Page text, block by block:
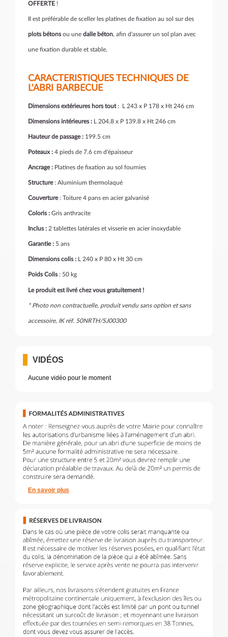
OFFERTE !
Il est préférable de sceller les platines de fixation au sol sur des
plots bétonsou une dalle béton, afin d'assurer un sol plan avec
une fixation durable et stable.
CARACTERISTIQUES TECHNIQUES DE
L'ABRI BARBECUE
Dimensions extérieures hors tout: L 243 x P 178 x Ht 246 cm
Dimensions intérieures : L 204.8 x P 139.8 x Ht 246 cm
Hauteur de passage : 199.5 cm
Poteaux : 4 pieds de 7.6 cm d'épaisseur
Ancrage : Platines de fixation au sol fournies
Structure: Aluminium thermolaqué
Couverture: Toiture 4 pans en acier galvanisé
Coloris : Gris anthracite
Inclus : 2 tablettes latérales et visserie en acier inoxydable
Garantie : 5 ans
Dimensions colis : L 240 x P 80 x Ht 30 cm
Poids Colis: 50 kg
Le produit est livré chez vous gratuitement !
* Photo non contractuelle, produit vendu sans option et sans
accessoire, IK réf. 50NRTH/SJ00300
VIDÉOS
Aucune vidéo pour le moment
En savoir plus